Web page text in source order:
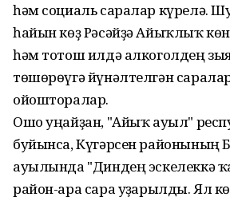
һәм социаль саралар күрелә.
һайын көҙ Рәсәйҙә Айыҡлыҡ
һәм тотош илдә алкоголдең
төшөрөүгә йүнәлтелгән
ойошторалар.
Ошо уңайҙан, "Айыҡ ауыл"
буйынса, Күгәрсен районының
ауылында "Диндең эскелеккә
район-ара сара уҙғарылды. Ял